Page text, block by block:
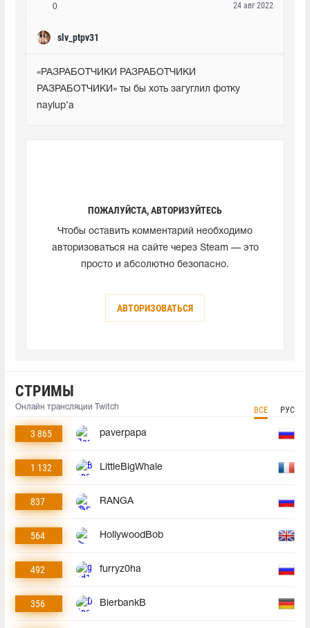
0
slv_ptpv31
24 авг 2022
«РАЗРАБОТЧИКИ РАЗРАБОТЧИКИ
РАЗРАБОТЧИКИ» ты бы хоть загуглил фотку
naylup’a
ПОЖАЛУЙСТА, АВТОРИЗУЙТЕСЬ
Чтобы оставить комментарий необходимо
авторизоваться на сайте через Steam — это
просто и абсолютно безопасно.
АВТОРИЗОВАТЬСЯ
СТРИМЫ
Онлайн трансляции Twitch ВСЕ РУС
3 865 paverpapa
1 132 LittleBigWhale
837 RANGA
564 HollywoodBob
492 furryz0ha
356 BierbankB